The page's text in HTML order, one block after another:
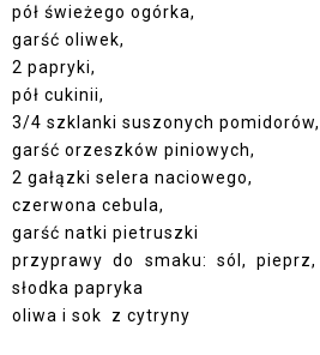
pół świeżego ogórka,
garść oliwek,
2 papryki,
pół cukinii,
3/4 szklanki suszonych pomidorów,
garść orzeszków piniowych,
2 gałązki selera naciowego,
czerwona cebula,
garść natki pietruszki
przyprawy do smaku: sól,
słodka papryka
oliwa i sok z cytryny